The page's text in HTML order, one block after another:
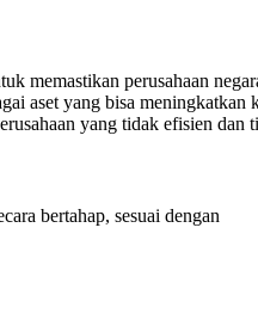
memastikan perusahaan
yang bisa meningkatkan
yang tidak efisien dan
bertahap, sesuai dengan